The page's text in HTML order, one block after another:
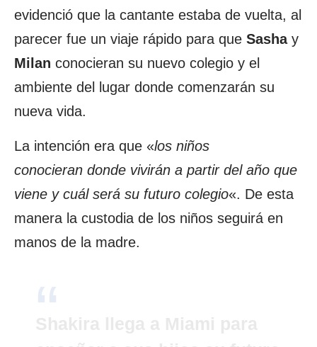
evidenció que la cantante estaba de vuelta, al
parecer fue un viaje rápido para que Sashay
Milan conocieran su nuevo colegio y el
ambiente del lugar donde comenzarán su
nueva vida.
La intención era que «los niños
conocieran donde vivirán a partir del año que
viene y cuál será su futuro colegio«. De esta
manera la custodia de los niños seguirá en
manos de la madre.